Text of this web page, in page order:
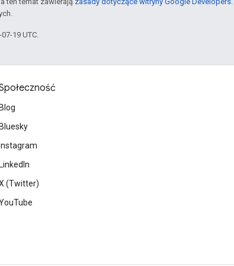
19 UTC.
Blog
Bluesky
Instagram
LinkedIn
(Twitter)